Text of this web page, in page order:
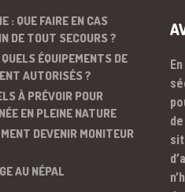
: QUE FAIRE EN CAS
DE TOUT SECOURS ?
ÉQUIPEMENTS DE
AUTORISÉS ?
À PRÉVOIR POUR
EN PLEINE NATURE
DEVENIR MONITEUR
AU NÉPAL